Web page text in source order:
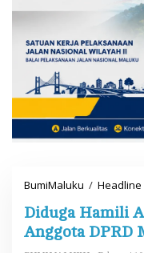
BumiMaluku / Headline
a
Diduga Hamili
Anggota DPRD